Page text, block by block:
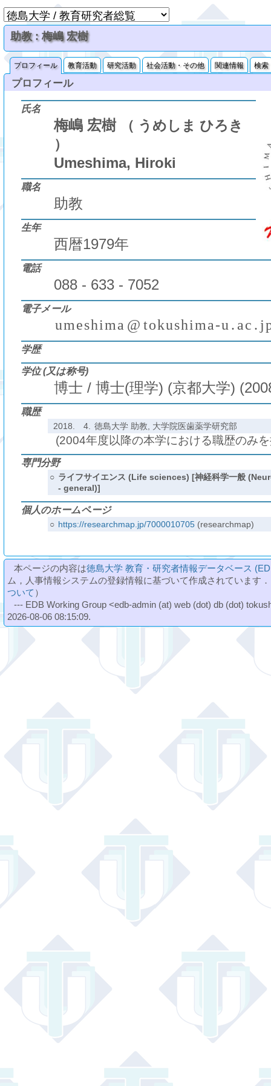
助教 : 梅嶋 宏樹
プロフィール 教育活動 研究活動 社会活動・その他 関連情報 検索
プロフィール
氏名
梅嶋 宏樹
（ うめしま ひろき
）
Umeshima, Hiroki
職名
助教
生年
西暦1979年
電話
088 - 633 - 7052
電子メール
umeshima @ tokushima-u . ac . j
学歴
学位 (又は称号)
博士 / 博士(理学) (京都大学)
職歴
2018. 4. 徳島大学 助教, 大学院医歯薬学研究部
(2004年度以降の本学における職歴のみ
専門分野
○ ライフサイエンス (Life sciences) [神経科学一般
- general)]
個人のホームページ
○ https://researchmap.jp/7000010705(researchmap)
本ページの内容は徳島大学 教育・研究者情報データベース
ム，人事情報システムの登録情報に基づいて作成されています
ついて ）
--- EDB Working Group <edb-admin (at) web (dot) db (dot)
2026-08-06 08:15:09.